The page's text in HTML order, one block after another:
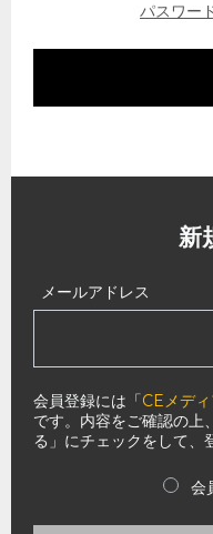
パスワー
新
メールアドレス
会員登録には「CEメデ
です。内容をご確認の上
る」にチェックをして、
会